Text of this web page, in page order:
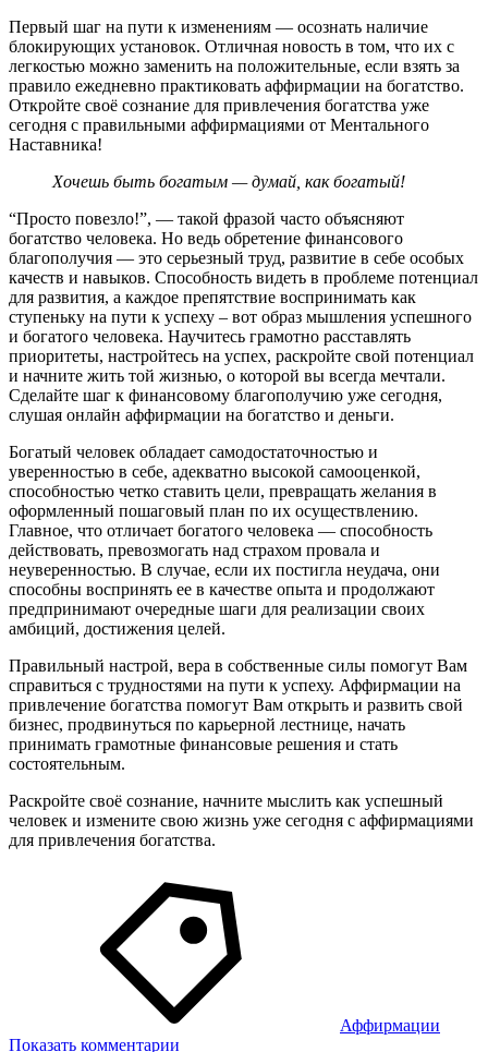
Первый шаг на пути к изменениям — осознать наличие
блокирующих установок. Отличная новость в том, что их с
легкостью можно заменить на положительные, если взять за
правило ежедневно практиковать аффирмации на богатство.
Откройте своё сознание для привлечения богатства уже
сегодня с правильными аффирмациями от Ментального
Наставника!
Хочешь быть богатым — думай, как богатый!
“Просто повезло!”, — такой фразой часто объясняют
богатство человека. Но ведь обретение финансового
благополучия — это серьезный труд, развитие в себе особых
качеств и навыков. Способность видеть в проблеме потенциал
для развития, а каждое препятствие воспринимать как
ступеньку на пути к успеху – вот образ мышления успешного
и богатого человека. Научитесь грамотно расставлять
приоритеты, настройтесь на успех, раскройте свой потенциал
и начните жить той жизнью, о которой вы всегда мечтали.
Сделайте шаг к финансовому благополучию уже сегодня,
слушая онлайн аффирмации на богатство и деньги.
Богатый человек обладает самодостаточностью и
уверенностью в себе, адекватно высокой самооценкой,
способностью четко ставить цели, превращать желания в
оформленный пошаговый план по их осуществлению.
Главное, что отличает богатого человека — способность
действовать, превозмогать над страхом провала и
неуверенностью. В случае, если их постигла неудача, они
способны воспринять ее в качестве опыта и продолжают
предпринимают очередные шаги для реализации своих
амбиций, достижения целей.
Правильный настрой, вера в собственные силы помогут Вам
справиться с трудностями на пути к успеху. Аффирмации на
привлечение богатства помогут Вам открыть и развить свой
бизнес, продвинуться по карьерной лестнице, начать
принимать грамотные финансовые решения и стать
состоятельным.
Раскройте своё сознание, начните мыслить как успешный
человек и измените свою жизнь уже сегодня с аффирмациями
для привлечения богатства.
Аффирмации
Показать комментарии